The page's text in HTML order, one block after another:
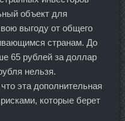
объект для
выгоду от общего
странам. До
65 рублей за доллар
нельзя.
эта дополнительная
которые берет